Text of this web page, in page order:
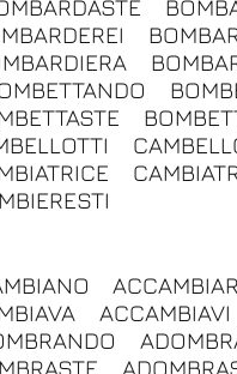
ACCAMBIAVI